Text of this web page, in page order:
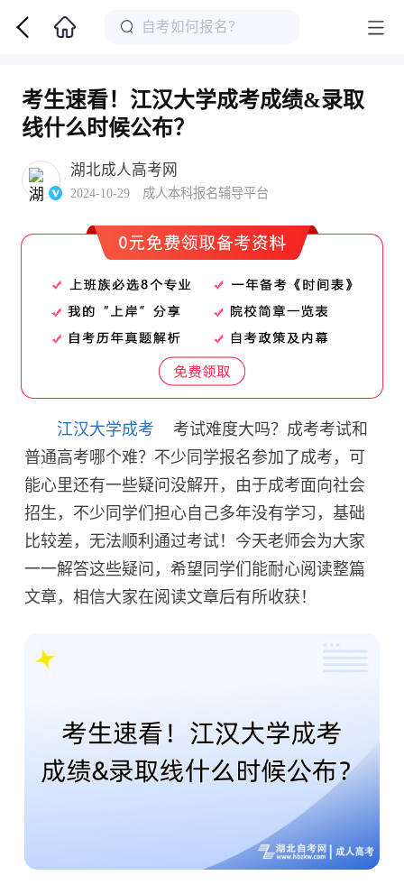
考生速看！江汉大学成考成绩&录取
线什么时候公布？
湖北成人高考网
2024-10-29 成人本科报名辅导平台
江汉大学成考
考试难度大吗？成考考试和
普通高考哪个难？不少同学报名参加了成考，可
能心里还有一些疑问没解开，由于成考面向社会
招生，不少同学们担心自己多年没有学习，基础
比较差，无法顺利通过考试！今天老师会为大家
一一解答这些疑问，希望同学们能耐心阅读整篇
文章，相信大家在阅读文章后有所收获！